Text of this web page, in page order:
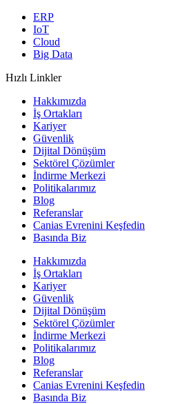
ERP
IoT
Cloud
Big Data
Hızlı Linkler
Hakkımızda
İş Ortakları
Kariyer
Güvenlik
Dijital Dönüşüm
Sektörel Çözümler
İndirme Merkezi
Politikalarımız
Blog
Referanslar
Canias Evrenini Keşfedin
Basında Biz
Hakkımızda
İş Ortakları
Kariyer
Güvenlik
Dijital Dönüşüm
Sektörel Çözümler
İndirme Merkezi
Politikalarımız
Blog
Referanslar
Canias Evrenini Keşfedin
Basında Biz